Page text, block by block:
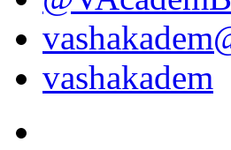
vashakadem